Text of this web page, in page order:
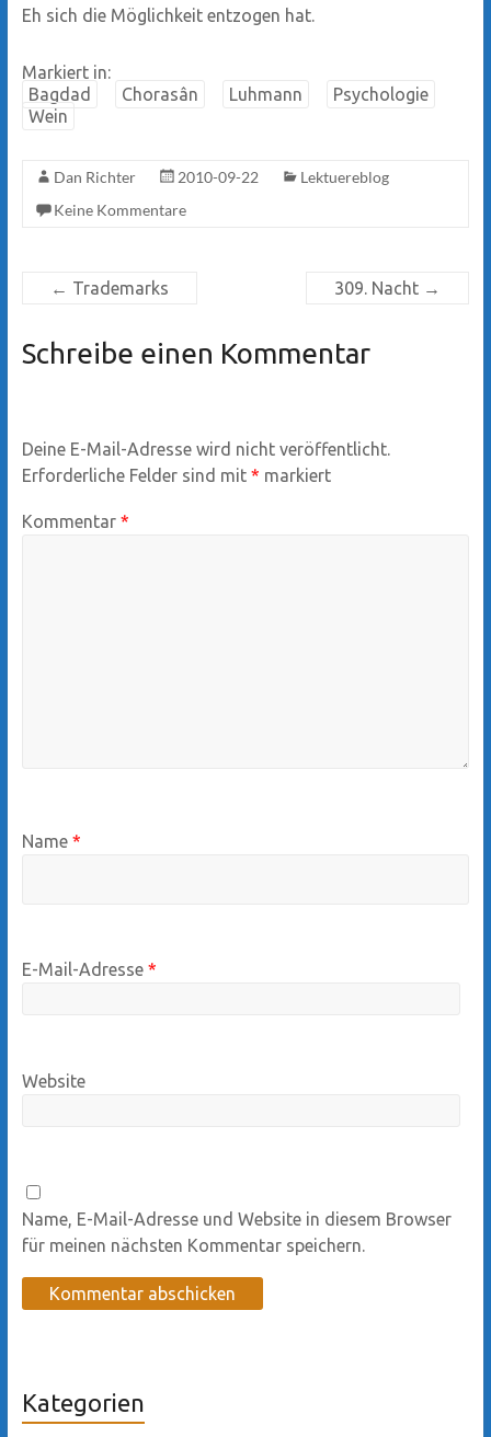
Eh sich die Möglichkeit entzogen hat.
Markiert in:
Bagdad
Chorasân Luhmann
Psychologie
Wein
Dan Richter 2010-09-22
Lektuereblog
Keine Kommentare
← Trademarks 309. Nacht →
Schreibe einen Kommentar
Deine E-Mail-Adresse wird nicht veröffentlicht.
Erforderliche Felder sind mit * markiert
Kommentar *
Name *
E-Mail-Adresse *
Website
Name, E-Mail-Adresse und Website in diesem Browser
für meinen nächsten Kommentar speichern.
Kategorien